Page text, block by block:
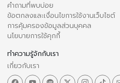
คำถามที่พบบ่อย
ข้อตกลงและเงื่อนไขการใช้งานเว็บไซต์
การคุ้มครองข้อมูลส่วนบุคคล
นโยบายการใช้คุกกี้
ทำความรู้จักกับเรา
เกี่ยวกับเรา